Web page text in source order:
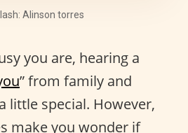
Alinson torres
you are, hearing a
” from family and
little special. However,
make you wonder if